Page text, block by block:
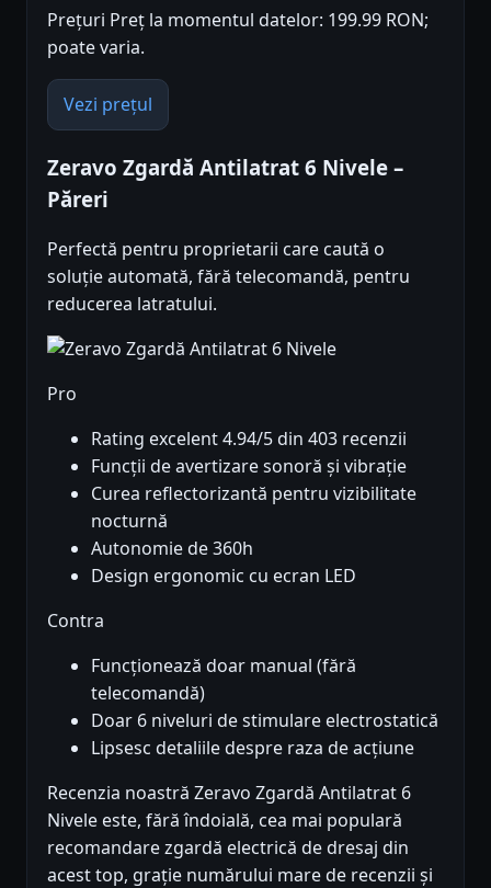
Prețuri Preț la momentul datelor: 199.99 RON;
poate varia.
Vezi prețul
Zeravo Zgardă Antilatrat 6 Nivele –
Păreri
Perfectă pentru proprietarii care caută o
soluție automată, fără telecomandă, pentru
reducerea latratului.
Pro
Rating excelent 4.94/5 din 403 recenzii
Funcții de avertizare sonoră și vibrație
Curea reflectorizantă pentru vizibilitate
nocturnă
Autonomie de 360h
Design ergonomic cu ecran LED
Contra
Funcționează doar manual (fără
telecomandă)
Doar 6 niveluri de stimulare electrostatică
Lipsesc detaliile despre raza de acțiune
Recenzia noastră Zeravo Zgardă Antilatrat 6
Nivele este, fără îndoială, cea mai populară
recomandare zgardă electrică de dresaj din
acest top, grație numărului mare de recenzii și